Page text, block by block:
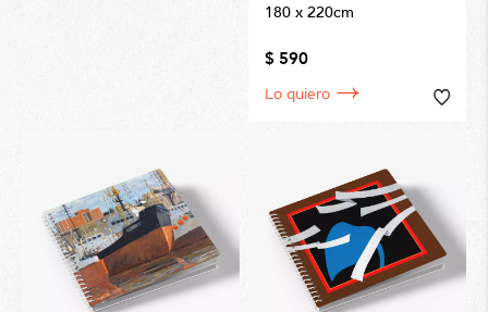
180 x 220cm
$ 590
Lo quiero